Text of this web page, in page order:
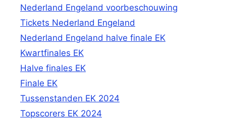
Nederland Engeland voorbeschouwing
Tickets Nederland Engeland
Nederland Engeland halve finale EK
Kwartfinales EK
Halve finales EK
Finale EK
Tussenstanden EK 2024
Topscorers EK 2024